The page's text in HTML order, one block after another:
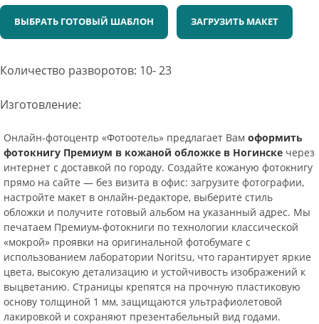
ВЫБРАТЬ ГОТОВЫЙ ШАБЛОН ЗАГРУЗИТЬ МАКЕТ
Количество разворотов: 10- 23
Изготовление:
Онлайн-фотоцентр «Фотоотель» предлагает Вам оформить
фотокнигу Премиум в кожаной обложке в Ногинске через
интернет с доставкой по городу. Создайте кожаную фотокнигу
прямо на сайте — без визита в офис: загрузите фотографии,
настройте макет в онлайн-редакторе, выберите стиль
обложки и получите готовый альбом на указанный адрес. Мы
печатаем Премиум-фотокниги по технологии классической
«мокрой» проявки на оригинальной фотобумаге с
использованием лаборатории Noritsu, что гарантирует яркие
цвета, высокую детализацию и устойчивость изображений к
выцветанию. Страницы крепятся на прочную пластиковую
основу толщиной 1 мм, защищаются ультрафиолетовой
лакировкой и сохраняют презентабельный вид годами.